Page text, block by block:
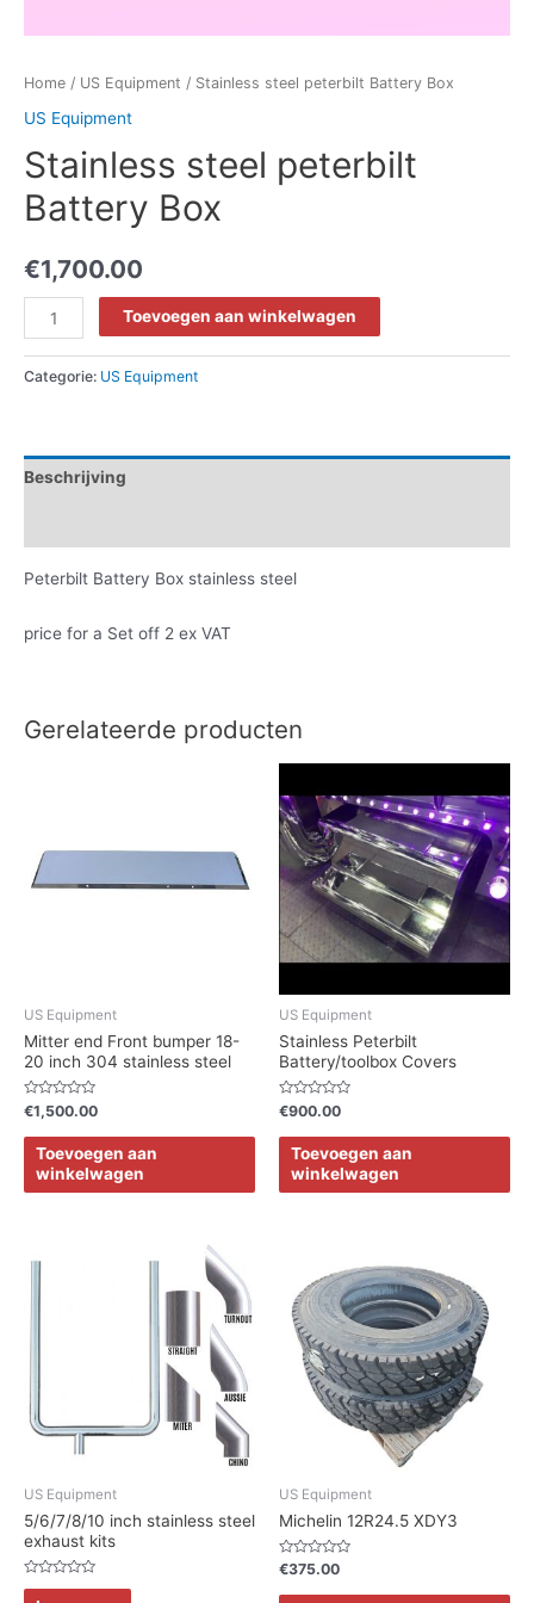
Home / US Equipment / Stainless steel peterbilt Battery Box
US Equipment
Stainless steel peterbilt
Battery Box
€1,700.00
Stainless
steel
peterbilt
aantal
Toevoegen aan winkelwagen
Categorie: US Equipment
Beschrijving
Peterbilt Battery Box stainless steel
price for a Set off 2 ex VAT
Gerelateerde producten
US Equipment
Mitter end Front bumper 18-
20 inch 304 stainless steel
Waardering
0
uit
€1,500.00
Toevoegen aan
winkelwagen
US Equipment
Stainless Peterbilt
Battery/toolbox Covers
Waardering
0
uit
€900.00
Toevoegen aan
winkelwagen
US Equipment
5/6/7/8/10 inch stainless steel
exhaust kits
Waardering
US Equipment
Michelin 12R24.5 XDY3
Waardering
uit
€375.00